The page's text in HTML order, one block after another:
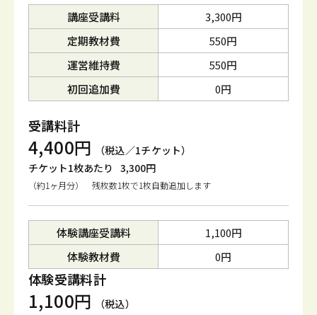
講座受講料
3,300円
定期教材費
550円
運営維持費
550円
初回追加費
0円
受講料計
4,400円
（税込／1チケット）
チケット1枚あたり 3,300円
（約1ヶ月分） 残枚数1枚で1枚自動追加します
体験講座受講料
1,100円
体験教材費
0円
体験受講料計
1,100円 （税込）